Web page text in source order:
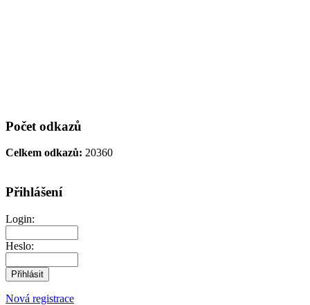
Počet odkazů
Celkem odkazů: 20360
Přihlášení
Login:
Heslo:
Nová registrace